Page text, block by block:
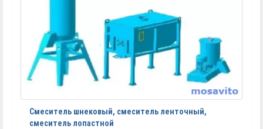
Смеситель шнековый, смеситель ленточный,
смеситель лопастной